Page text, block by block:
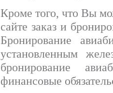
Кроме того, что Вы
сайте заказ и
Бронирование
установленным
бронирование
финансовые